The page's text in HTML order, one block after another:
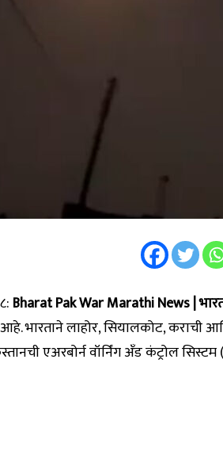
Bharat Pak War Marathi News |
भारताने लाहोर, सियालकोट, कराची
एअरबोर्न वॉर्निंग अँड कंट्रोल